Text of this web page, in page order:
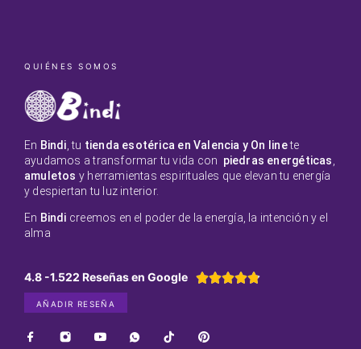
QUIÉNES SOMOS
En Bindi , tu tienda esotérica en Valencia y On linete
ayudamos a transformar tu vida con piedras energéticas
amuletos y herramientas espirituales que elevan tu energía
y despiertan tu luz interior.
En Bindi creemos en el poder de la energía, la intención y el
alma
4.8 -1.522 Reseñas en Google 
AÑADIR RESEÑA